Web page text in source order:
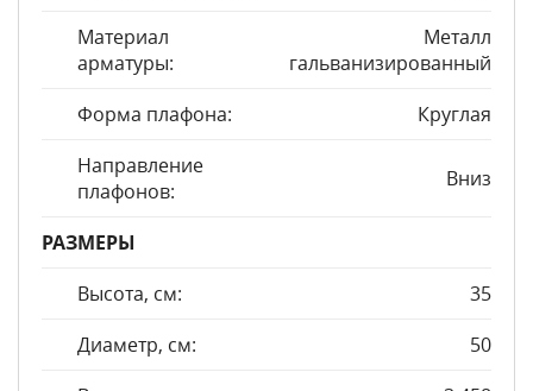
Материал
арматуры:
Металл
гальванизированный
Форма плафона:
Круглая
Направление
плафонов:
Вниз
РАЗМЕРЫ
Высота, см:
35
Диаметр, см:
50